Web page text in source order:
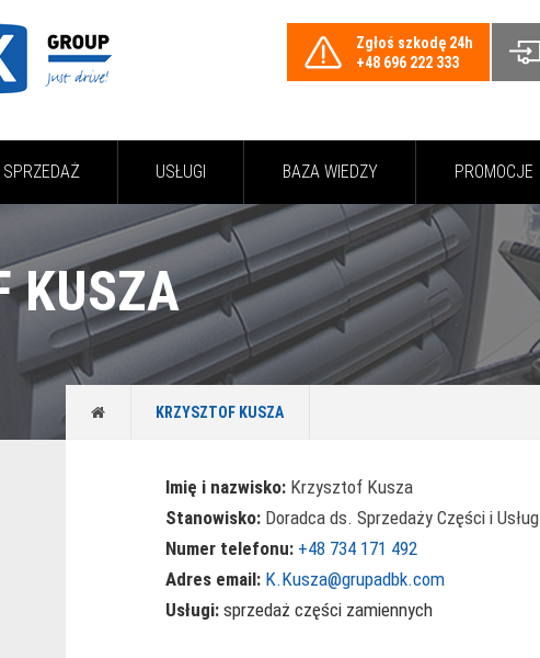
Zgłoś szkodę 24h
+48 696 222 333
SPRZEDAŻ USŁUGI BAZA WIEDZY PROMOCJE
KUSZA
KRZYSZTOF KUSZA
Imię i nazwisko: Krzysztof Kusza
Stanowisko: Doradca ds. Sprzedaży Części i Usług
Numer telefonu: +48 734 171 492
Adres email: K.Kusza@grupadbk.com
Usługi: sprzedaż części zamiennych